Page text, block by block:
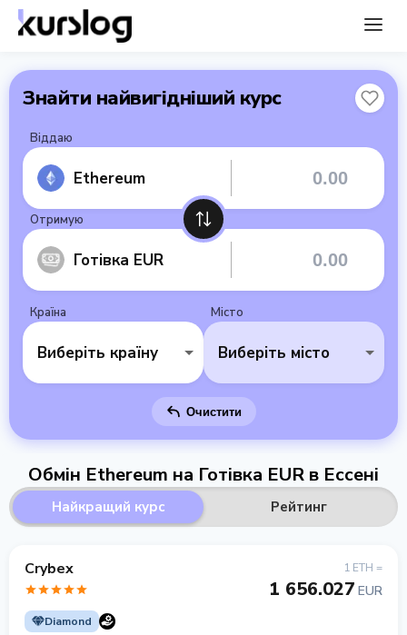
Знайти найвигідніший курс
Віддаю
Ethereum
Отримую
Готівка EUR
Країна
Виберіть країну
Місто
Виберіть місто
Очистити
Обмін Ethereum на Готівка EUR в Ессені
Найкращий курс Рейтинг
Crybex
Diamond
1 ETH =
1 656.027 EUR